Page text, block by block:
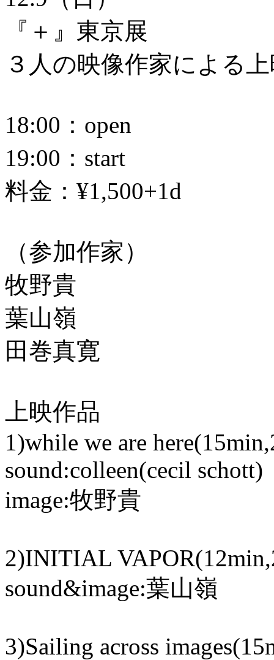
『＋』東京展
３人の映像作家による
18:00：open
19:00：start
料金：¥1,500+1d
（参加作家）
牧野貴
葉山嶺
田巻真寛
上映作品
1)while we are
sound:colleen(cecil schott)
image:牧野貴
2)INITIAL
sound&image:葉山嶺
3)Sailing across